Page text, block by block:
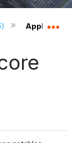
hiérarchie
Application